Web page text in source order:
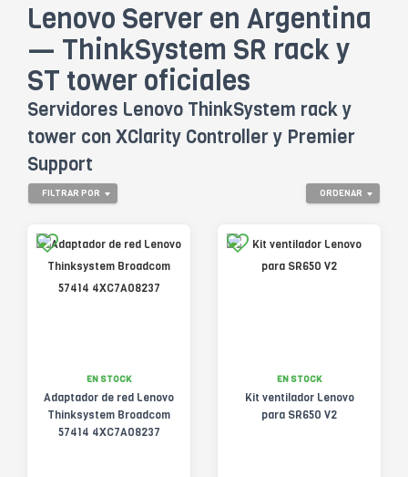
Lenovo Server en Argentina
— ThinkSystem SR rack y
ST tower oficiales
Servidores Lenovo ThinkSystem rack y
tower con XClarity Controller y Premier
Support
ORDENAR
FILTRAR POR
EN STOCK
Adaptador de red Lenovo
Thinksystem Broadcom
57414 4XC7A08237
EN STOCK
Kit ventilador Lenovo
para SR650 V2